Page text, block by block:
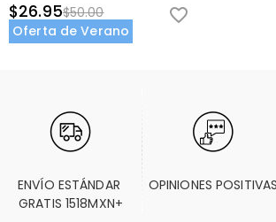
$26.95$50.00
Oferta de Verano
ENVÍO ESTÁNDAR
GRATIS 1518MXN+
OPINIONES POSITIVAS